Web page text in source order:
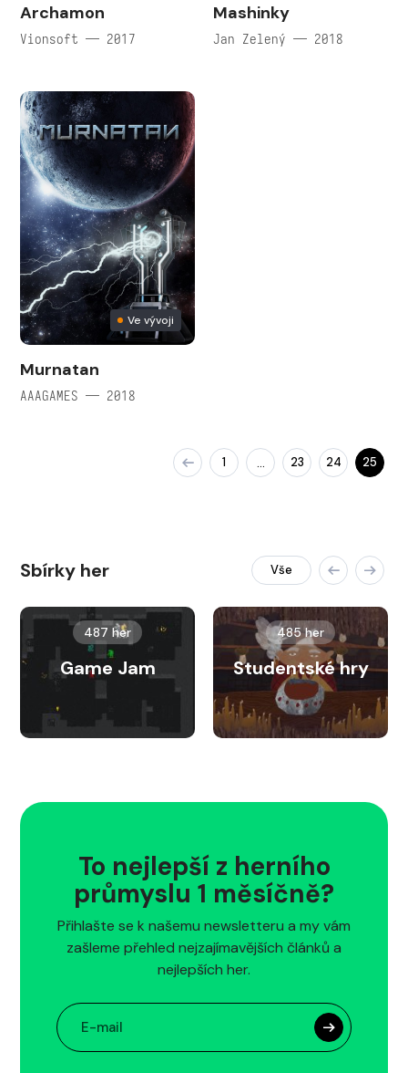
Archamon
Vionsoft — 2017
Mashinky
Jan Zelený — 2018
Ve vývoji
Murnatan
AAAGAMES — 2018
1 … 23 24 25
Sbírky her Vše
487 her
Game Jam
485 her
Studentské hry
To nejlepší z herního
průmyslu 1 měsíčně?
Přihlašte se k našemu newsletteru a my vám
zašleme přehled nejzajímavějších článků a
nejlepších her.